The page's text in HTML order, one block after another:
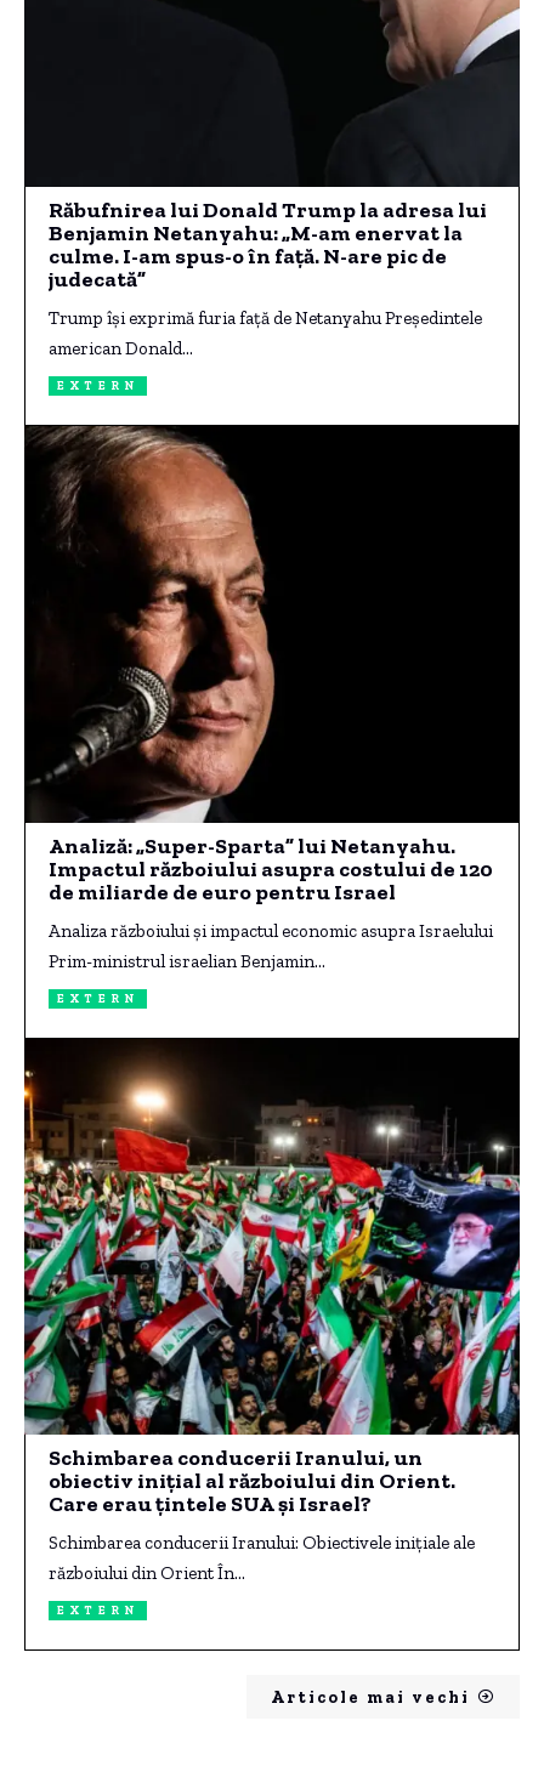
Răbufnirea lui Donald Trump la adresa lui
Benjamin Netanyahu: „M-am enervat la
culme. I-am spus-o în față. N-are pic de
judecată”
Trump își exprimă furia față de Netanyahu Președintele
american Donald…
EXTERN
Analiză: „Super-Sparta” lui Netanyahu.
Impactul războiului asupra costului de 120
de miliarde de euro pentru Israel
Analiza războiului și impactul economic asupra Israelului
Prim-ministrul israelian Benjamin…
EXTERN
Schimbarea conducerii Iranului, un
obiectiv inițial al războiului din Orient.
Care erau țintele SUA și Israel?
Schimbarea conducerii Iranului: Obiectivele inițiale ale
războiului din Orient În…
EXTERN
Articole mai vechi